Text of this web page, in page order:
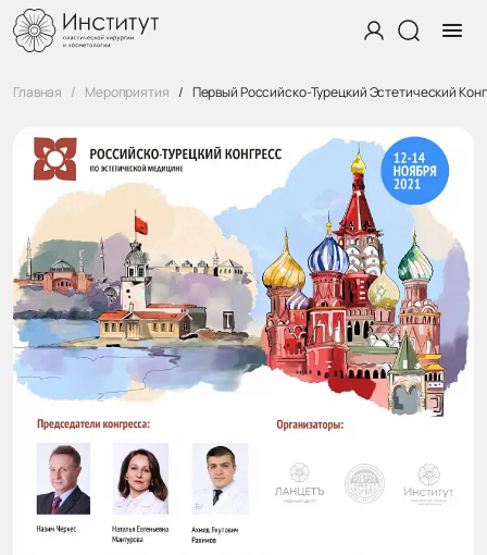
Главная Мероприятия Первый Российско-Турецкий Эстетический